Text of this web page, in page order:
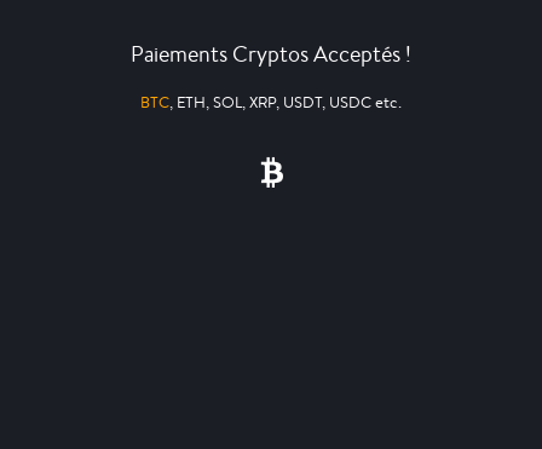
Paiements Cryptos Acceptés !
BTC, ETH, SOL, XRP, USDT, USDC etc.